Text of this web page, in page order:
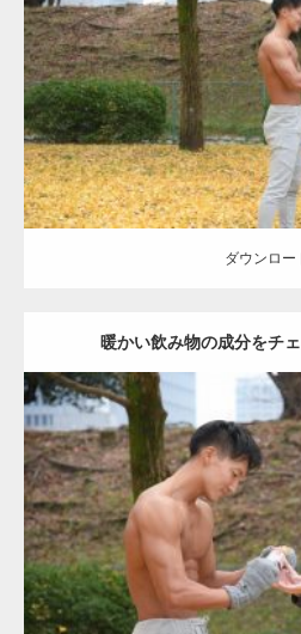
Category:公園のマッチョ その他
肩
ダウンロード
ダウンロー
暖かい飲み物の成分をチ
Update:
Category:公園のマッチョ その他
肩
ダウンロード